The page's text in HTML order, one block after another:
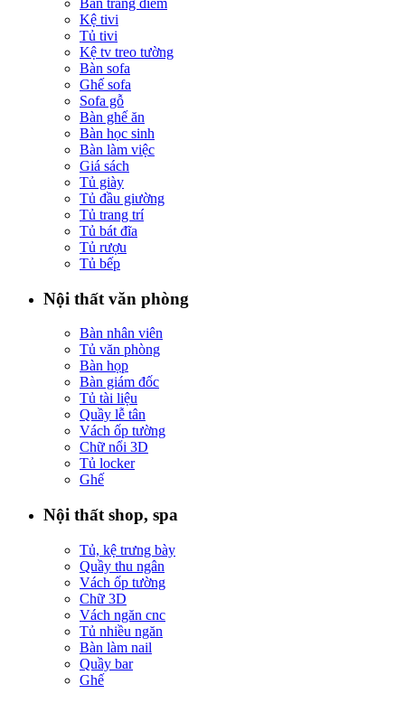
Kệ tivi
Tủ tivi
Kệ tv treo tường
Bàn sofa
Ghế sofa
Sofa gỗ
Bàn ghế ăn
Bàn học sinh
Bàn làm việc
Giá sách
Tủ giày
Tủ đầu giường
Tủ trang trí
Tủ bát đĩa
Tủ rượu
Tủ bếp
Nội thất văn phòng
Bàn nhân viên
Tủ văn phòng
Bàn họp
Bàn giám đốc
Tủ tài liệu
Quầy lễ tân
Vách ốp tường
Chữ nổi 3D
Tủ locker
Ghế
Nội thất shop, spa
Tủ, kệ trưng bày
Quầy thu ngân
Vách ốp tường
Chữ 3D
Vách ngăn cnc
Tủ nhiều ngăn
Bàn làm nail
Quầy bar
Ghế